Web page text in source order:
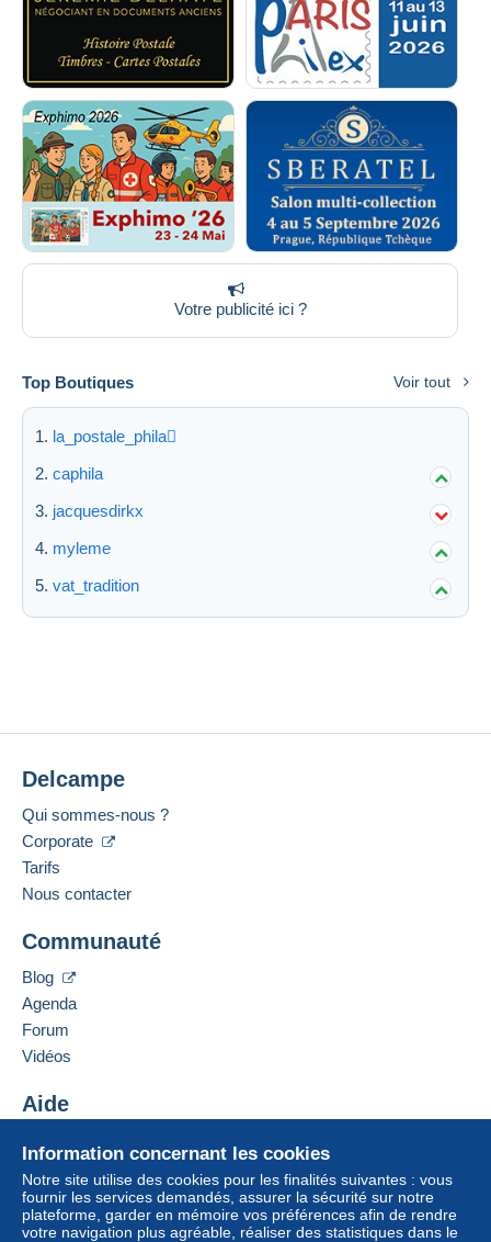
Votre publicité ici ?
Top Boutiques Voir tout
la_postale_phila
caphila
jacquesdirkx
myleme
vat_tradition
Information concernant les cookies
Notre site utilise des cookies pour les finalités suivantes : vous
fournir les services demandés, assurer la sécurité sur notre
plateforme, garder en mémoire vos préférences afin de rendre
votre navigation plus agréable, réaliser des statistiques dans le
Delcampe
Qui sommes-nous ?
Corporate
Tarifs
Nous contacter
Communauté
Blog
Agenda
Forum
Vidéos
Aide
Acheter sur Delcampe
Vendre sur Delcampe
Un site sécurisé